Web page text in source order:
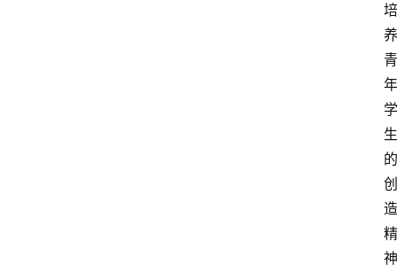
培
养
青
年
学
生
的
创
造
精
神